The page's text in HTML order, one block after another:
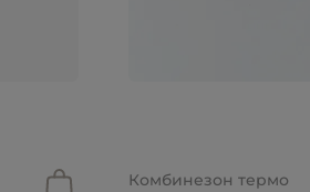
Комбинезон термо